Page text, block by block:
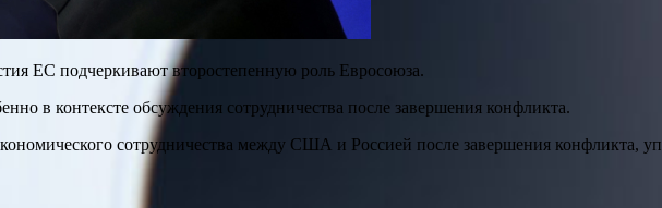
ЕС подчеркивают второстепенную роль Евросоюза.
в контексте обсуждения сотрудничества после завершения конфликта.
сотрудничества между США и Россией после завершения конфликта,